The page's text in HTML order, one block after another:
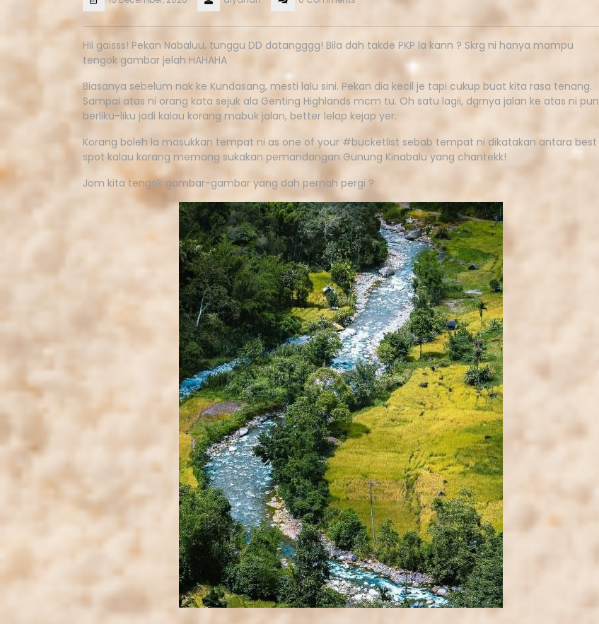
Hii gaisss! Pekan Nabaluu, tunggu DD datangggg! Bila dah takde PKP la kann ? Skrg ni hanya mampu
tengok gambar jelah HAHAHA
Biasanya sebelum nak ke Kundasang, mesti lalu sini. Pekan dia kecil je tapi cukup buat kita rasa tenang.
Sampai atas ni orang kata sejuk ala Genting Highlands mcm tu. Oh satu lagii, dgrnya jalan ke atas ni pun
berliku-liku jadi kalau korang mabuk jalan, better lelap kejap yer.
Korang boleh la masukkan tempat ni as one of your #bucketlist sebab tempat ni dikatakan antara best
spot kalau korang memang sukakan pemandangan Gunung Kinabalu yang chantekk!
Jom kita tengok gambar-gambar yang dah pernah pergi ?